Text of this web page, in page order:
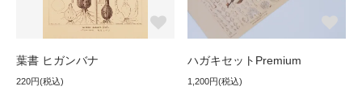
葉書 ヒガンバナ
220円(税込)
ハガキセットPremium
1,200円(税込)